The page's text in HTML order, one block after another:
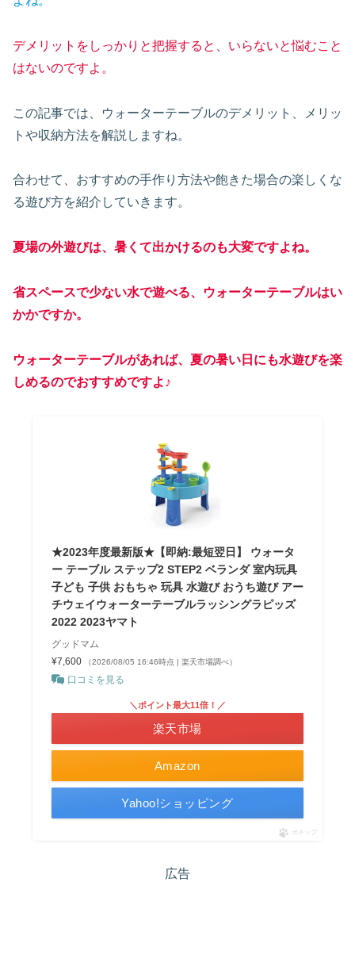
デメリットをしっかりと把握すると、いらないと悩むこと
はないのですよ。
この記事では、ウォーターテーブルのデメリット、メリッ
トや収納方法を解説しますね。
合わせて、おすすめの手作り方法や飽きた場合の楽しくな
る遊び方を紹介していきます。
夏場の外遊びは、暑くて出かけるのも大変ですよね。
省スペースで少ない水で遊べる、ウォーターテーブルはい
かかですか。
ウォーターテーブルがあれば、夏の暑い日にも水遊びを楽
しめるのでおすすめですよ♪
★2023年度最新版★【即納:最短翌日】 ウォータ
ー テーブル ステップ2 STEP2 ベランダ 室内玩具
子ども 子供 おもちゃ 玩具 水遊び おうち遊び アー
チウェイウォーターテーブルラッシングラピッズ
2022 2023ヤマト
グッドマム
¥7,600
（2026/08/05 16:46時点 | 楽天市場調べ）
口コミを見る
Amazon
＼ポイント最大11倍！／
楽天市場
Yahoo!ショッピング
ポチップ
広告